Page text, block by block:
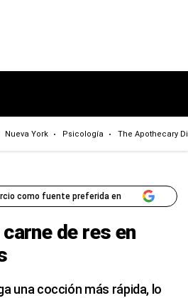
Nueva York Psicología The Apothecary
como fuente preferida en
de res en
una cocción más rápida, lo